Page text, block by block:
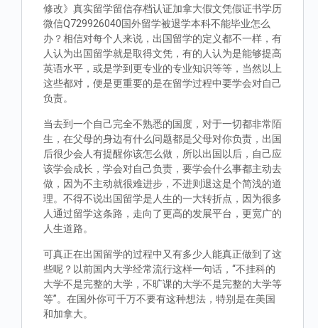
修改》真实留学留信存档认证加拿大假文凭假证书学历
微信Q729926040国外留学被退学本科不能毕业怎么
办？相信对每个人来说，出国留学的定义都不一样，有
人认为出国留学就是取得文凭，有的人认为是能够提高
英语水平，或是学到更专业的专业知识等等，当然以上
这些都对，便是更重要的是在留学过程中要学会对自己
负责。
当去到一个自己完全不熟悉的国度，对于一切都非常陌
生，在父母的身边有什么问题都是父母对你负责，出国
后很少会人有提醒你该怎么做，所以出国以后，自己应
该学会成长，学会对自己负责，要学会什么事都主动去
做，因为不主动就很难进步，不进则退这是个简浅的道
理。不得不说出国留学是人生的一大转折点，因为很多
人通过留学这条路，走向了更高的发展平台，更宽广的
人生道路。
可真正在出国留学的过程中又有多少人能真正做到了这
些呢？以前国内大学经常流行这样一句话，“不挂科的
大学不是完整的大学，不旷课的大学不是完整的大学等
等”。在国外你可千万不要有这种想法，特别是在美国
和加拿大。